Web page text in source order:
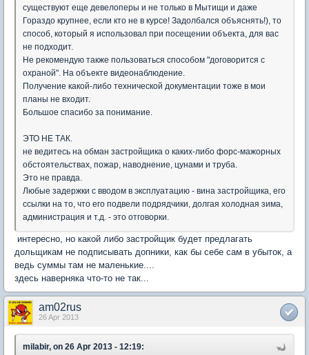
существуют еще девелоперы и не только в Мытищи и даже
Гораздо крупнее, если кто не в курсе! Задолбался объяснять!), то
способ, который я использовал при посещении объекта, для вас
не подходит.
Не рекомендую также пользоваться способом "договорится с
охраной". На объекте видеонаблюдение.
Получение какой-либо технической документации тоже в мои
планы не входит.
Большое спасибо за понимание.
ЭТО НЕ ТАК.
не ведитесь на обман застройщика о каких-либо форс-мажорных
обстоятельствах, пожар, наводнение, цунами и труба.
Это не правда.
Любые задержки с вводом в эксплуатацию - вина застройщика, его
ссылки на то, что его подвели подрядчики, долгая холодная зима,
администрация и т.д. - это отговорки.
интересно, но какой либо застройщик будет предлагать
дольщикам не подписывать допники, как бы себе сам в убыток, а
ведь суммы там не маленькие....
здесь наверняка что-то не так...
am02rus
26 Apr 2013
milabir, on 26 Apr 2013 - 12:19: